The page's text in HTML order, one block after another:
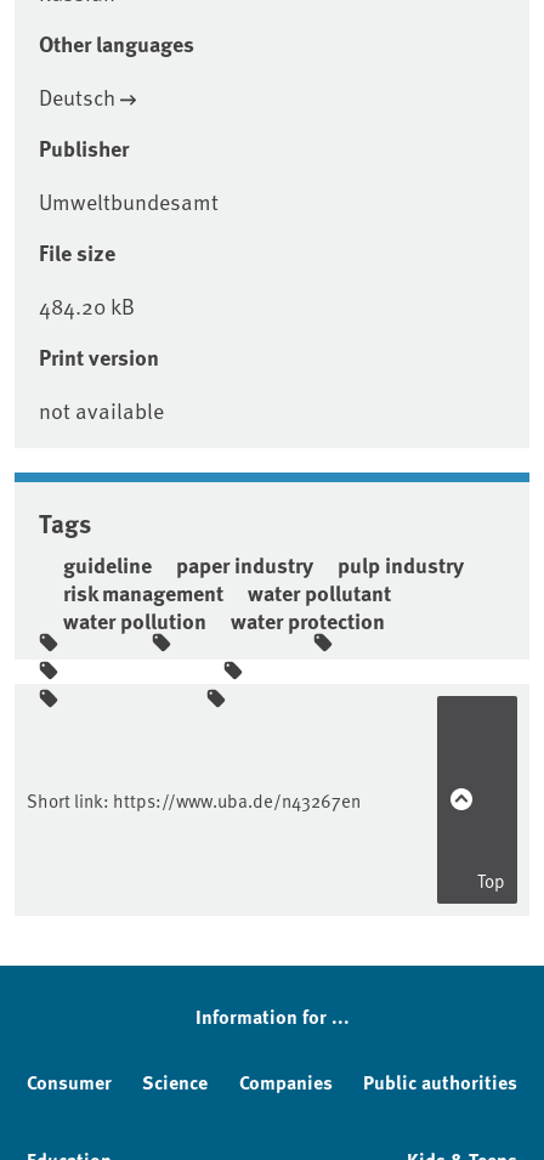
Other languages
Deutsch
Publisher
Umweltbundesamt
File size
484.20 kB
Print version
not available
Tags
guideline paper industry
pulp industry
risk management
water pollutant
water pollution
water protection
Sidebar
Short link: https://www.uba.de/n43267en
Top
Information for ...
Consumer Science Companies Public authorities